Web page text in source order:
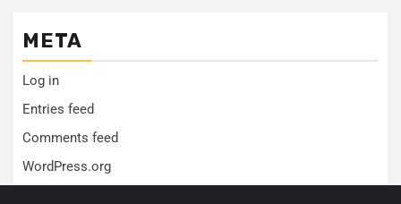
META
Log in
Entries feed
Comments feed
WordPress.org